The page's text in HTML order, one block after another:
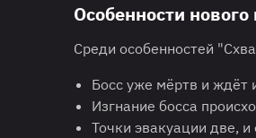
Особенности
Среди особенностей
Босс уже мёртв и ждёт
Изгнание босса
Точки эвакуации две,